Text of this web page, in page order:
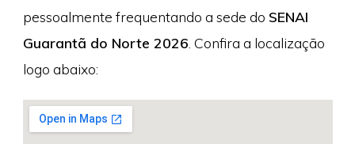
pessoalmente frequentando a sede do SENAI
Guarantã do Norte 2026 . Confira a localização
logo abaixo: